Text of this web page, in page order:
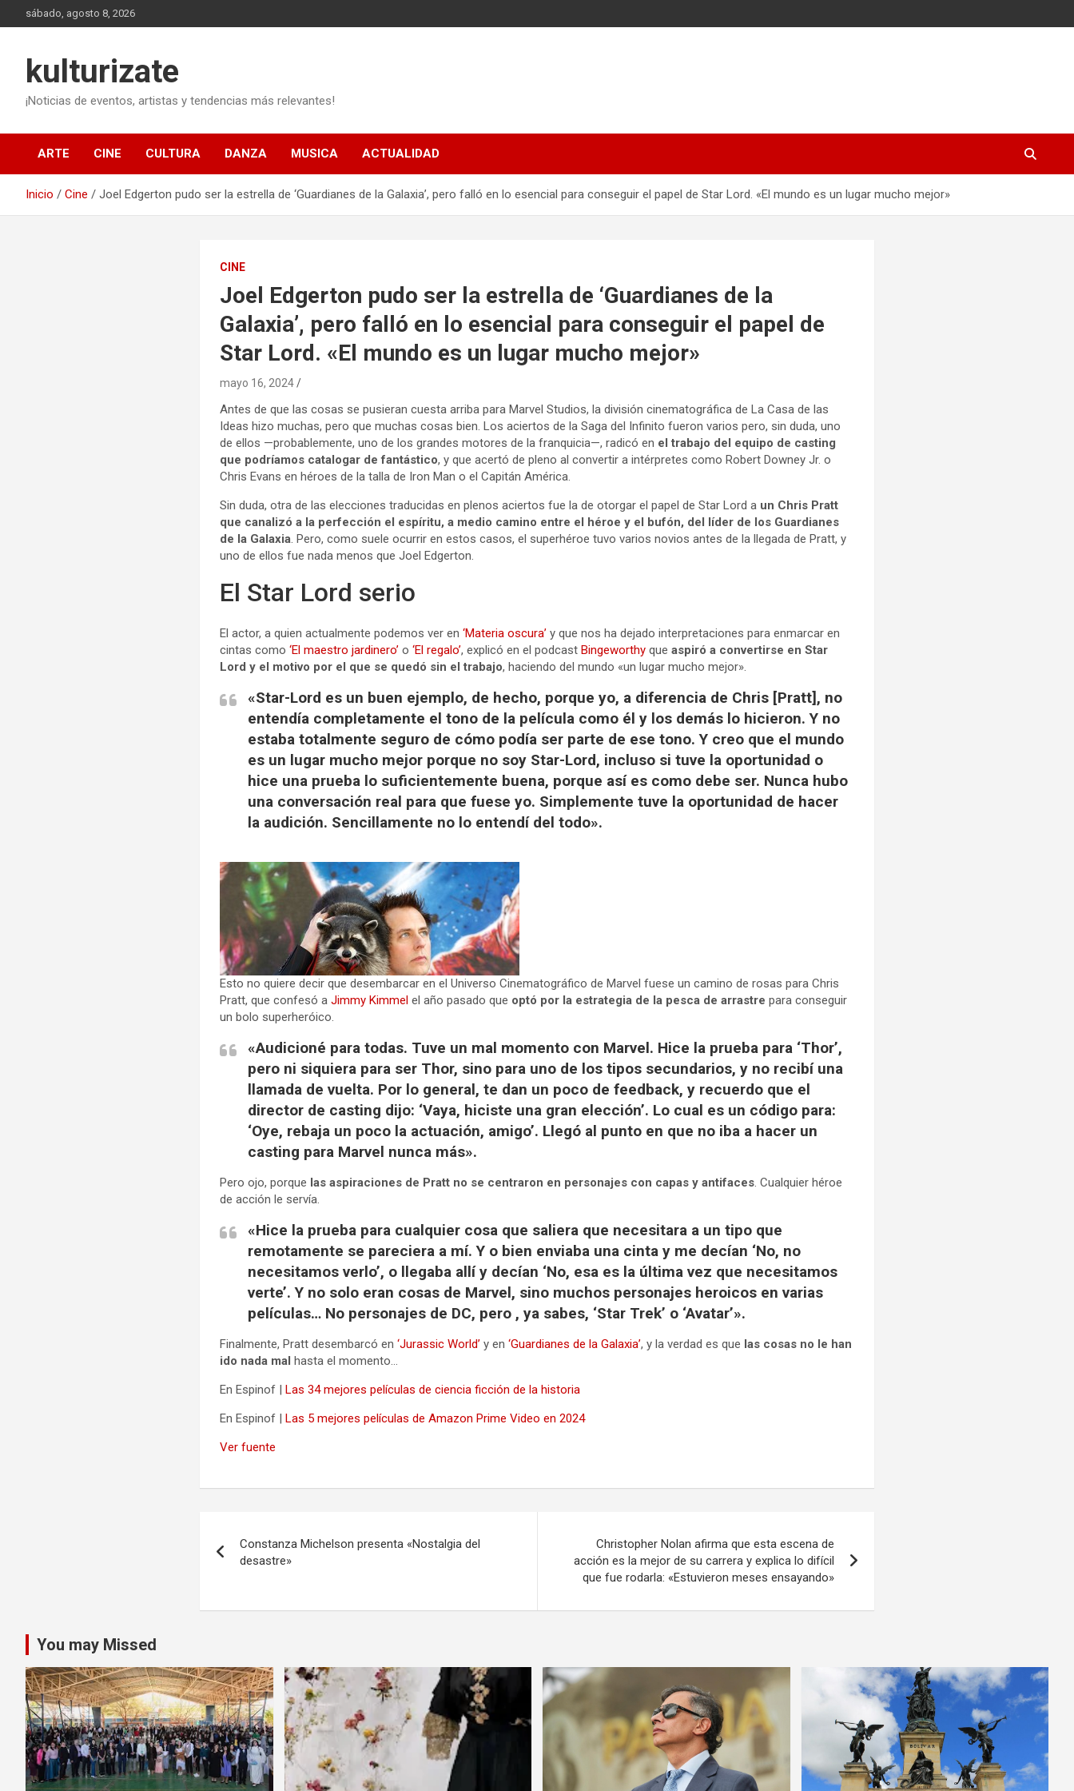
al
sábado, agosto 8, 2026
kulturizate
¡Noticias de eventos, artistas y tendencias más relevantes!
ARTE CINE CULTURA DANZA MUSICA ACTUALIDAD
Inicio Cine Joel Edgerton pudo ser la estrella de ‘Guardianes de la Galaxia’, pero falló en lo esencial para conseguir el papel de Star Lord. «El mundo es un lugar mucho mejor»
CINE
Joel Edgerton pudo ser la estrella de ‘Guardianes de la
Galaxia’, pero falló en lo esencial para conseguir el papel de
Star Lord. «El mundo es un lugar mucho mejor»
mayo 16, 2024
Antes de que las cosas se pusieran cuesta arriba para Marvel Studios, la división cinematográfica de La Casa de las
Ideas hizo muchas, pero que muchas cosas bien. Los aciertos de la Saga del Infinito fueron varios pero, sin duda, uno
de ellos —probablemente, uno de los grandes motores de la franquicia—, radicó en el trabajo del equipo de casting
que podríamos catalogar de fantástico, y que acertó de pleno al convertir a intérpretes como Robert Downey Jr. o
Chris Evans en héroes de la talla de Iron Man o el Capitán América.
Sin duda, otra de las elecciones traducidas en plenos aciertos fue la de otorgar el papel de Star Lord a un Chris Pratt
que canalizó a la perfección el espíritu, a medio camino entre el héroe y el bufón, del líder de los Guardianes
de la Galaxia. Pero, como suele ocurrir en estos casos, el superhéroe tuvo varios novios antes de la llegada de Pratt, y
uno de ellos fue nada menos que Joel Edgerton.
El Star Lord serio
El actor, a quien actualmente podemos ver en‘Materia oscura’ y que nos ha dejado interpretaciones para enmarcar en
cintas como‘El maestro jardinero’ o‘El regalo’, explicó en el podcastBingeworthy queaspiró a convertirse en Star
Lord y el motivo por el que se quedó sin el trabajo, haciendo del mundo «un lugar mucho mejor».
«Star-Lord es un buen ejemplo, de hecho, porque yo, a diferencia de Chris [Pratt], no
entendía completamente el tono de la película como él y los demás lo hicieron. Y no
estaba totalmente seguro de cómo podía ser parte de ese tono. Y creo que el mundo
es un lugar mucho mejor porque no soy Star-Lord, incluso si tuve la oportunidad o
hice una prueba lo suficientemente buena, porque así es como debe ser. Nunca hubo
una conversación real para que fuese yo. Simplemente tuve la oportunidad de hacer
la audición. Sencillamente no lo entendí del todo».
Esto no quiere decir que desembarcar en el Universo Cinematográfico de Marvel fuese un camino de rosas para Chris
Pratt, que confesó aJimmy Kimmel el año pasado que optó por la estrategia de la pesca de arrastre para conseguir
un bolo superheróico.
«Audicioné para todas. Tuve un mal momento con Marvel. Hice la prueba para ‘Thor’,
pero ni siquiera para ser Thor, sino para uno de los tipos secundarios, y no recibí una
llamada de vuelta. Por lo general, te dan un poco de feedback, y recuerdo que el
director de casting dijo: ‘Vaya, hiciste una gran elección’. Lo cual es un código para:
‘Oye, rebaja un poco la actuación, amigo’. Llegó al punto en que no iba a hacer un
casting para Marvel nunca más».
Pero ojo, porque las aspiraciones de Pratt no se centraron en personajes con capas y antifaces. Cualquier héroe
de acción le servía.
«Hice la prueba para cualquier cosa que saliera que necesitara a un tipo que
remotamente se pareciera a mí. Y o bien enviaba una cinta y me decían ‘No, no
necesitamos verlo’, o llegaba allí y decían ‘No, esa es la última vez que necesitamos
verte’. Y no solo eran cosas de Marvel, sino muchos personajes heroicos en varias
películas… No personajes de DC, pero , ya sabes, ‘Star Trek’ o ‘Avatar’».
Finalmente, Pratt desembarcó en‘Jurassic World’ y en‘Guardianes de la Galaxia’, y la verdad es que las cosas no le han
ido nada mal hasta el momento…
En Espinof |Las 34 mejores películas de ciencia ficción de la historia
En Espinof |Las 5 mejores películas de Amazon Prime Video en 2024
Ver fuente
de
Constanza Michelson presenta «Nostalgia del
desastre»
Christopher Nolan afirma que esta escena de
acción es la mejor de su carrera y explica lo difícil
que fue rodarla: «Estuvieron meses ensayando»
You may Missed